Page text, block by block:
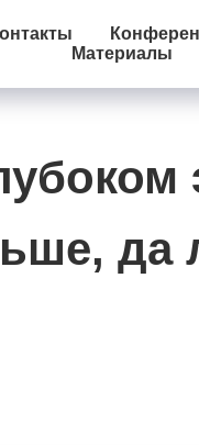
Материалы
да